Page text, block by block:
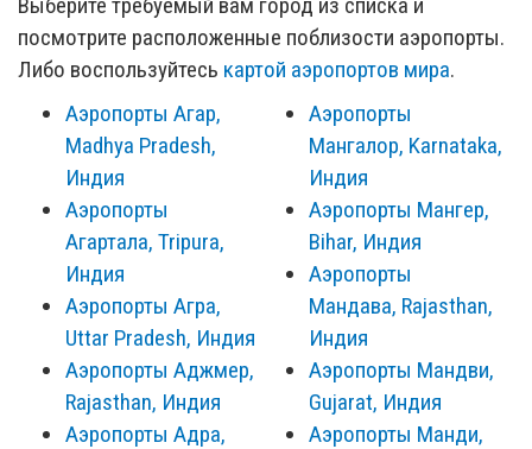
посмотрите расположенные поблизости аэропорты.
Либо воспользуйтесь картой аэропортов мира.
Аэропорты Агар,
Madhya Pradesh,
Индия
Аэропорты
Агартала, Tripura,
Индия
Аэропорты Агра,
Uttar Pradesh, Индия
Аэропорты Аджмер,
Rajasthan, Индия
Аэропорты Адра,
Аэропорты
Мангалор, Karnataka,
Индия
Аэропорты Мангер,
Bihar, Индия
Аэропорты
Мандава, Rajasthan,
Индия
Аэропорты Мандви,
Gujarat, Индия
Аэропорты Манди,